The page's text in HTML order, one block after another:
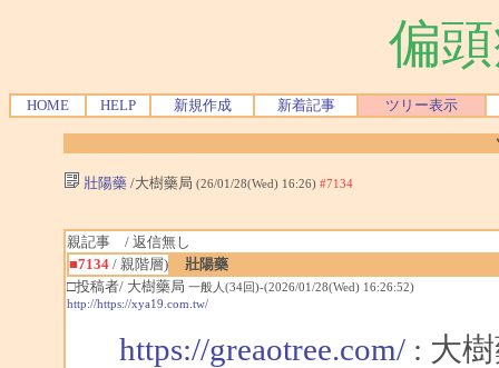
偏
HOME HELP 新規作成 新着記事 ツリー表示
壯陽藥/大樹藥局 (26/01/28(Wed) 16:26) #7134
親記事 / 返信無し
■7134/ 親階層)
壯陽藥
□投稿者/ 大樹藥局 一般人(34回)-(2026/01/28(Wed) 16:26:52)
http://https://xya19.com.tw/
https://greaotree.com/: 大樹